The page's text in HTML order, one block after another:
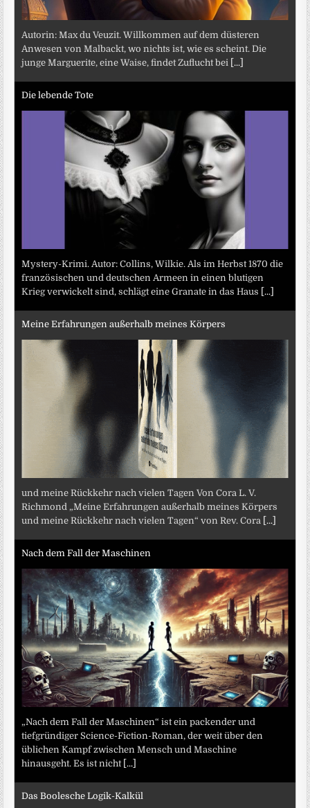
Autorin: Max du Veuzit. Willkommen auf dem düsteren
Anwesen von Malbackt, wo nichts ist, wie es scheint. Die
junge Marguerite, eine Waise, findet Zuflucht bei [...]
Die lebende Tote
Mystery-Krimi. Autor: Collins, Wilkie. Als im Herbst 1870 die
französischen und deutschen Armeen in einen blutigen
Krieg verwickelt sind, schlägt eine Granate in das Haus [...]
Meine Erfahrungen außerhalb meines Körpers
und meine Rückkehr nach vielen Tagen Von Cora L. V.
Richmond „Meine Erfahrungen außerhalb meines Körpers
und meine Rückkehr nach vielen Tagen“ von Rev. Cora [...]
Nach dem Fall der Maschinen
„Nach dem Fall der Maschinen“ ist ein packender und
tiefgründiger Science-Fiction-Roman, der weit über den
üblichen Kampf zwischen Mensch und Maschine
hinausgeht. Es ist nicht [...]
Das Boolesche Logik-Kalkül